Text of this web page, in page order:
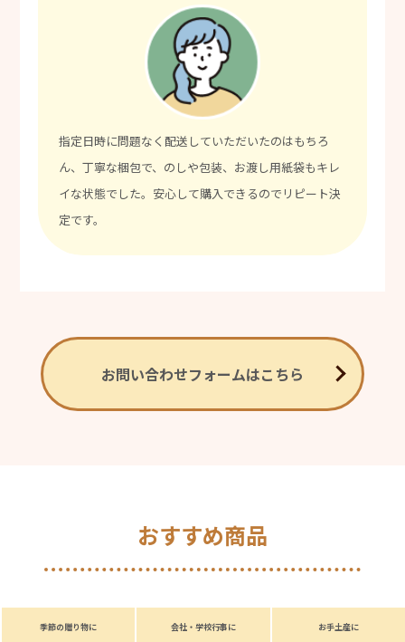
指定日時に問題なく配送していただいたのはもちろ
ん、丁寧な梱包で、のしや包装、お渡し用紙袋もキレ
イな状態でした。安心して購入できるのでリピート決
定です。
お問い合わせフォームはこちら
おすすめ商品
季節の贈り物に 会社・学校行事に お手土産に